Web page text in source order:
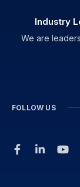
Industry
We are
FOLLOW US